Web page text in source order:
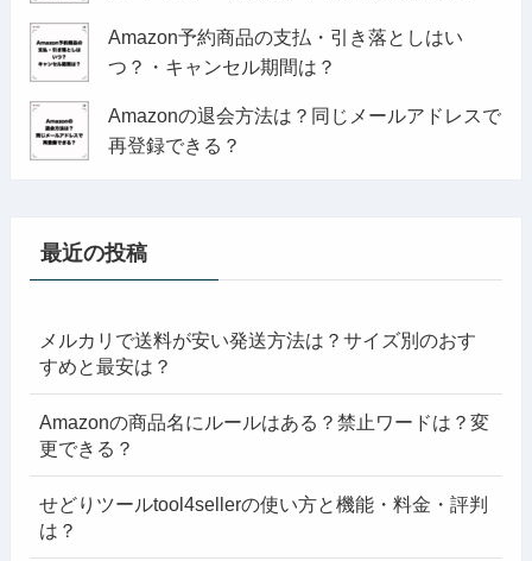
Amazon予約商品の支払・引き落としはい
つ？・キャンセル期間は？
Amazonの退会方法は？同じメールアドレスで
再登録できる？
最近の投稿
メルカリで送料が安い発送方法は？サイズ別のおす
すめと最安は？
Amazonの商品名にルールはある？禁止ワードは？変
更できる？
せどりツールtool4sellerの使い方と機能・料金・評判
は？